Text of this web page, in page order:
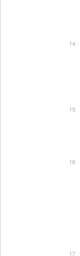
14
15
16
17